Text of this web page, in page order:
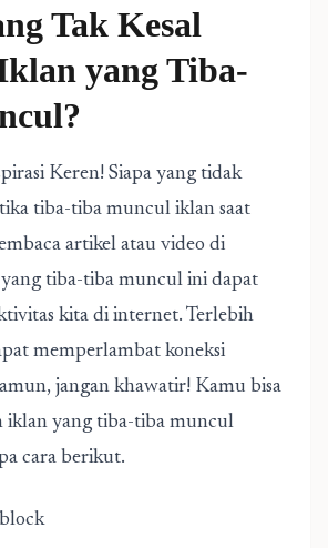
Tak Kesal
yang Tiba-
Keren! Siapa yang tidak
tiba-tiba muncul iklan saat
artikel atau video di
tiba-tiba muncul ini dapat
kita di internet. Terlebih
memperlambat koneksi
jangan khawatir! Kamu bisa
iklan yang tiba-tiba muncul
cara berikut.